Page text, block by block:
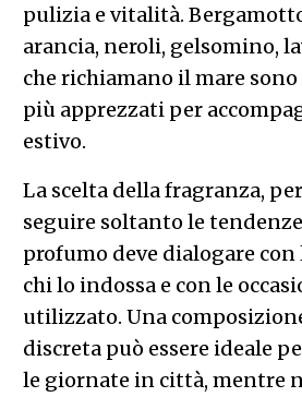
pulizia e vitalità.
arancia, neroli, gelsomino,
che richiamano il mare
più apprezzati per
estivo.
La scelta della fragranza,
seguire soltanto le
profumo deve dialogare
chi lo indossa e con le
utilizzato. Una
discreta può essere ideale
le giornate in città, mentre